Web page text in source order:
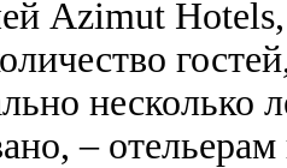
Azimut
несколько
–